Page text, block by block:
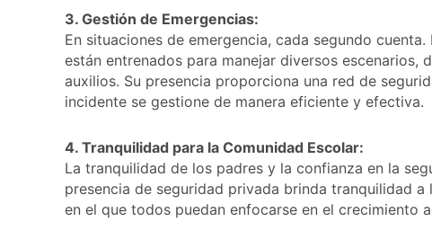
3. Gestión de Emergencias:
En situaciones de emergencia, cada segundo
están entrenados para manejar diversos escenarios,
auxilios. Su presencia proporciona una red de
incidente se gestione de manera eficiente y efectiva.
4. Tranquilidad para la Comunidad Escolar:
La tranquilidad de los padres y la confianza en la
presencia de seguridad privada brinda tranquilidad
en el que todos puedan enfocarse en el crecimiento